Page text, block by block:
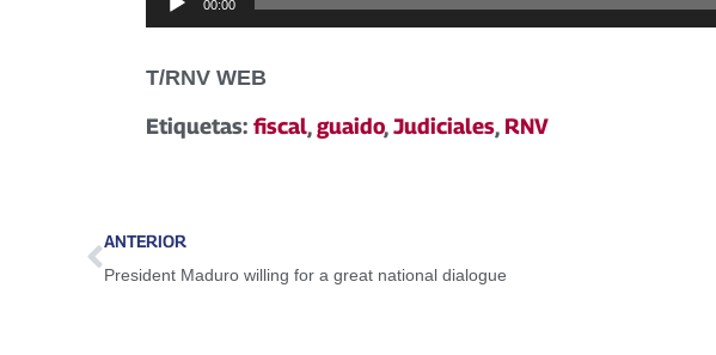
de
00:00
T/RNV WEB
Etiquetas: fiscal,guaido,Judiciales, RNV
ANTERIOR
President Maduro willing for a great national dialogue